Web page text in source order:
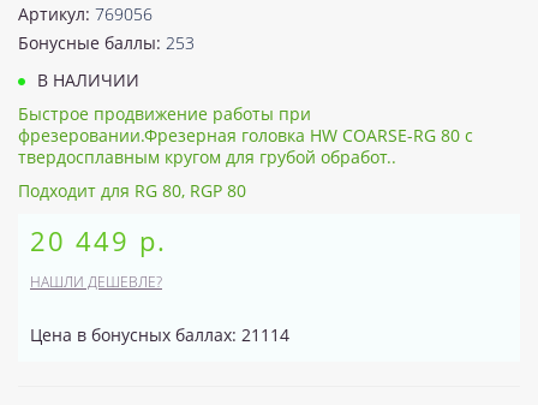
Артикул: 769056
Бонусные баллы: 253
В НАЛИЧИИ
Быстрое продвижение работы при
фрезеровании.Фрезерная головка HW COARSE-RG 80 с
твердосплавным кругом для грубой обработ..
Подходит для RG 80, RGP 80
20 449 р.
НАШЛИ ДЕШЕВЛЕ?
Цена в бонусных баллах: 21114